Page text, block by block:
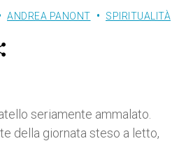
ANDREA PANONT
SPIRITUALITÀ
seriamente ammalato.
della giornata steso a letto,